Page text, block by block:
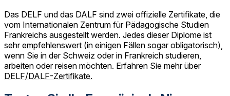
Das DELF und das DALF sind zwei offizielle Zertifikate, die
vom Internationalen Zentrum für Pädagogische Studien
Frankreichs ausgestellt werden. Jedes dieser Diplome ist
sehr empfehlenswert (in einigen Fällen sogar obligatorisch),
wenn Sie in der Schweiz oder in Frankreich studieren,
arbeiten oder reisen möchten. Erfahren Sie mehr über
DELF/DALF-Zertifikate.